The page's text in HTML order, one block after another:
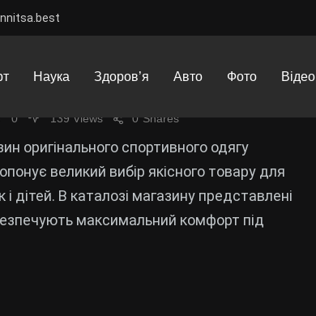
Наука Здоров’я Авто Фото Відео
якість, доступність, стиль
0 139 Views Shares
0
оригінального спортивного одягу
великий вибір якісного товару для
і дітей. В каталозі магазину представлені
максимальний комфорт під